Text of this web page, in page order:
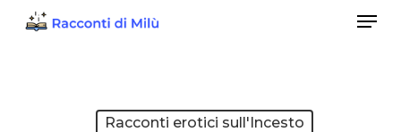
Menu
Racconti erotici sull'Incesto